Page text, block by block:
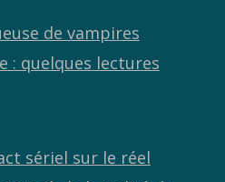
de vampires
: quelques lectures
sériel sur le réel